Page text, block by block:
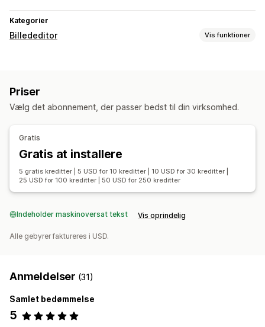
Kategorier
Billededitor Vis funktioner
Generering med kunstig intelligens
Priser
Vælg det abonnement, der passer bedst til din virksomhed.
Gratis
Gratis at installere
5 gratis kreditter | 5 USD for 10 kreditter | 10 USD for 30 kreditter |
25 USD for 100 kreditter | 50 USD for 250 kreditter
Indeholder maskinoversat tekst Vis oprindelig
Alle gebyrer faktureres i USD.
Anmeldelser (31)
Samlet bedømmelse
5